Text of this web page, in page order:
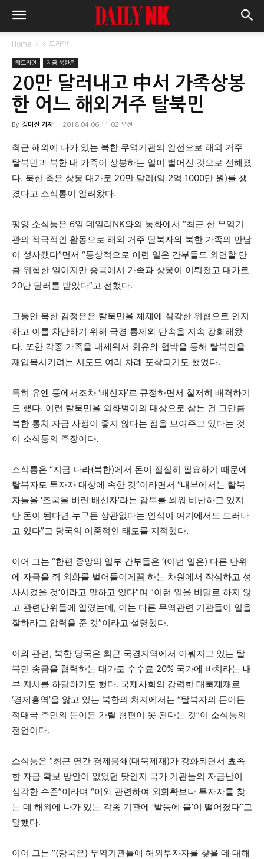
Home 헤드라인
헤드라인 지금 북한은
20만 달러내고 中서 가족상봉
한 어느 해외거주 탈북민
By 강미진 기자 - 2018.04.06 11:02 오전
최근 해외에 나가 있는 북한 무역기관의 알선으로 해외 거주
탈북민과 북한 내 가족이 상봉하는 일이 벌어진 것으로 전해졌
다. 북한 측은 상봉 대가로 20만 달러(약 2억 1000만 원)를 챙
겼다고 소식통이 알려왔다.
평양 소식통은 6일 데일리NK와의 통화에서 “최근 한 무역기
관의 적극적인 활동으로 해외 거주 탈북자와 북한 가족의 만남
이 성사됐다”면서 “통상적으로 이런 일은 간부들도 외면할 만
큼 위험한 일이지만 중국에서 가족과 상봉이 이뤄졌고 대가로
20만 달러를 받았다”고 전했다.
그동안 북한 김정은은 탈북민을 체제에 심각한 위협으로 인지
하고 이를 차단하기 위해 국경 통제와 단속을 지속 강화해왔
다. 또한 각종 가족을 내세워서 회유와 협박을 통해 탈북민을
재입북시키려는 시도도 여러 차례 포착되기도 했었다.
특히 유엔 등에서조차 ‘배신자’로 규정하면서 철저히 배격하기
도 했다. 이런 탈북민을 외화벌이의 대상으로 삼는 건 그만큼
북한 통치 자금 사정이 좋지 않다는 점을 보여주고 있다는 것
이 소식통의 주장이다.
소식통은 “지금 나라(북한)에서 돈이 절실히 필요하기 때문에
탈북자도 투자자 대상에 속한 것”이라면서 “내부에서는 탈북
자들을 ‘조국을 버린 배신자’라는 감투를 씌워 비난하고 있지
만 돈이 된다면 누구든 상관없다는 인식이 여기에서도 드러나
고 있다”고 당국의 이중적인 태도를 지적했다.
이어 그는 “한편 중앙의 일부 간부들은 ‘(이번 일은) 다른 단위
에 자극을 줘 외화를 벌어들이게끔 하는 차원에서 작심하고 성
사시켰을 것’이라고 말하고 있다”며 “이런 일을 비밀로 하지 않
고 관련단위들에 알렸는데, 이는 다른 무역관련 기관들이 일을
잘하라고 압력을 준 것”이라고 설명했다.
이와 관련, 북한 당국은 최근 국경지역에서 이뤄지고 있는 탈
북민 송금을 협력하는 대가로 수수료 20% 국가에 바치라는 내
부 지시를 하달하기도 했다. 국제사회의 강력한 대북제재로
‘경제홍역’을 앓고 있는 북한의 처지에서는 “탈북자의 돈이든
적대국 주민의 돈이든 가릴 형편이 못 된다는 것”이 소식통의
전언이다.
소식통은 “최근 연간 경제봉쇄(대북제재)가 강화되면서 뾰족
한 자금 확보 방안이 없었던 탓인지 국가 기관들의 자금난이
심각한 수준”이라며 “이와 관련하여 외화확보나 투자자를 찾
는 데 해외에 나가 있는 각종 기관에 ‘발등에 불’이 떨어졌다”고
말했다.
이어 그는 “(당국은) 무역기관들에 해외투자자를 찾을 데 대해